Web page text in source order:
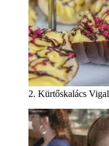
2. Kürtőskalács